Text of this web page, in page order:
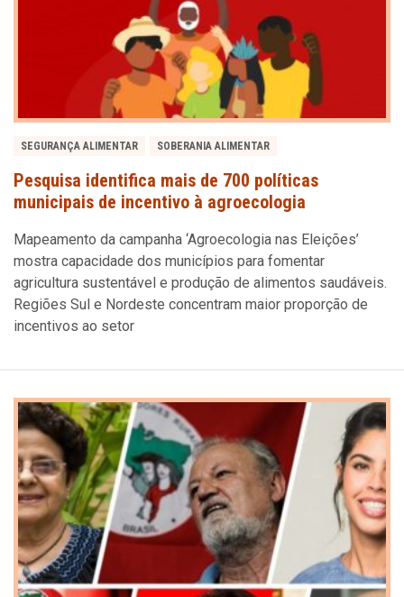
SEGURANÇA ALIMENTAR SOBERANIA ALIMENTAR
Pesquisa identifica mais de 700 políticas
municipais de incentivo à agroecologia
Mapeamento da campanha ‘Agroecologia nas Eleições’
mostra capacidade dos municípios para fomentar
agricultura sustentável e produção de alimentos saudáveis.
Regiões Sul e Nordeste concentram maior proporção de
incentivos ao setor